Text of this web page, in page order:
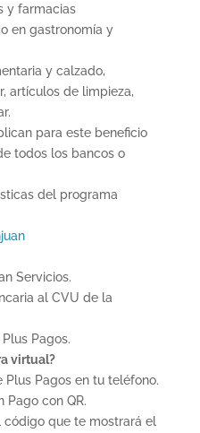
y farmacias
en gastronomía y
y calzado,
artículos de limpieza,
para este beneficio
todos los bancos o
del programa
Servicios.
al CVU de la
Pagos.
virtual?
Pagos en tu teléfono.
con QR.
que te mostrará el